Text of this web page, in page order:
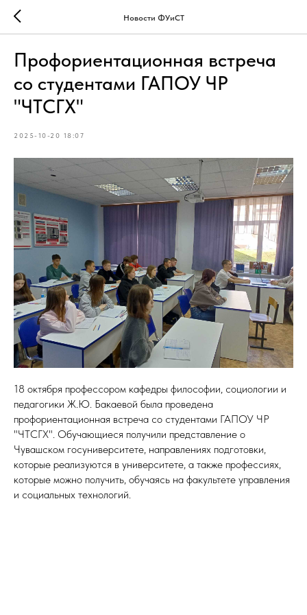
Новости ФУиСТ
Профориентационная встреча
со студентами ГАПОУ ЧР
"ЧТСГХ"
2025-10-20 18:07
18 октября профессором кафедры философии, социологии и
педагогики Ж.Ю. Бакаевой была проведена
профориентационная встреча со студентами ГАПОУ ЧР
"ЧТСГХ". Обучающиеся получили представление о
Чувашском госуниверситете, направлениях подготовки,
которые реализуются в университете, а также профессиях,
которые можно получить, обучаясь на факультете управления
и социальных технологий.